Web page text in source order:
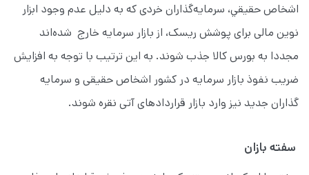
اشخاص حقيقي، سرمایه‌گذاران خردی كه به دليل عدم وجود ابزار
نوین مالی برای پوشش ریسک، از بازار سرمایه خارج شده‌اند
مجددا به بورس كالا جذب شوند. به این ترتیب با توجه به افزایش
ضریب نفوذ بازار سرمایه در كشور اشخاص حقیقی و سرمایه
گذاران جدید نيز وارد بازار قراردادهای آتی نقره شوند.
سفته بازان